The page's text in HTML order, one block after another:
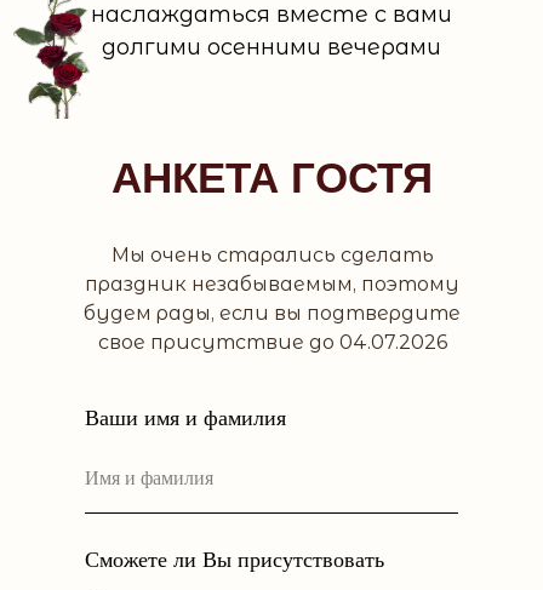
наслаждаться вместе с вами
долгими осенними вечерами
АНКЕТА ГОСТЯ
Мы очень старались сделать
праздник незабываемым, поэтому
будем рады, если вы подтвердите
свое присутствие до 04.07.2026
Ваши имя и фамилия
Сможете ли Вы присутствовать